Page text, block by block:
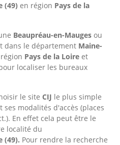
(49) en région Pays de la
Beaupréau-en-Mauges ou
dans le département Maine-
Pays de la Loire et
localiser les bureaux
le site CIJ le plus simple
ses modalités d'accès (places
En effet cela peut être le
localité du
(49). Pour rendre la recherche